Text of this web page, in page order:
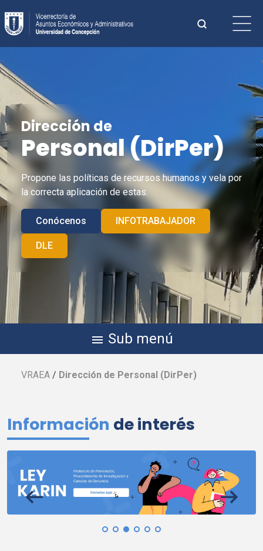
al
contenido
Buscar:
Cuando
Dirección de
Personal (DirPer)
Propone las políticas de recursos humanos y vela por
la correcta aplicación de estas.
Conócenos INFOTRABAJADOR
DLE
menu Sub menú
VRAEA / Dirección de Personal (DirPer)
Información de interés